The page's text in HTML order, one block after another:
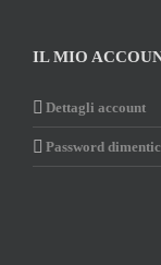
IL MIO
Dettagli account
Password